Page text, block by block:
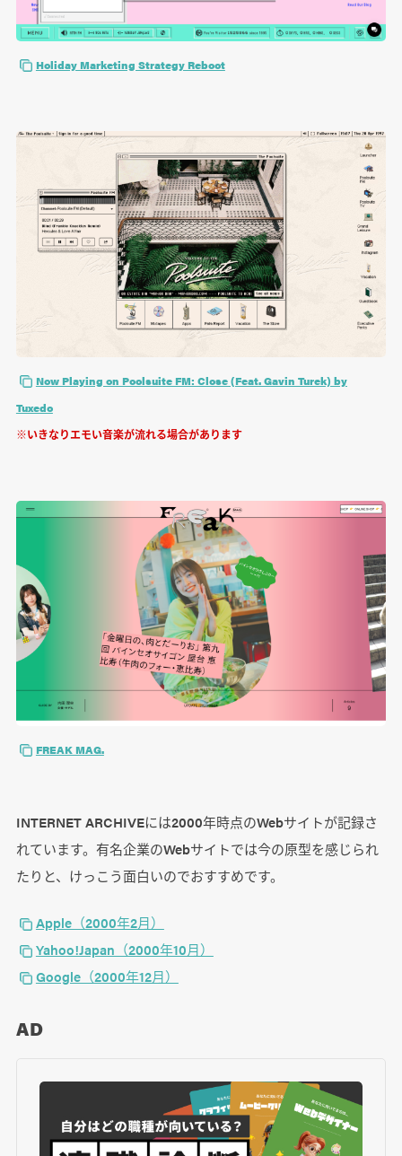
Holiday Marketing Strategy Reboot
Now Playing on Poolsuite FM: Close (Feat. Gavin Turek) by
Tuxedo
※いきなりエモい音楽が流れる場合があります
FREAK MAG.
INTERNET ARCHIVEには2000年時点のWebサイトが記録さ
れています。有名企業のWebサイトでは今の原型を感じられ
たりと、けっこう面白いのでおすすめです。
Apple（2000年2月）
Yahoo!Japan（2000年10月）
Google（2000年12月）
AD